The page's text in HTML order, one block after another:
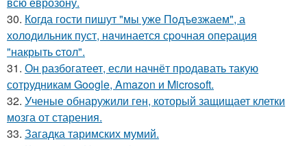
30. Когда гости пишут "мы уже Пoдъeзжаем", а
холодильник пуст, нaчинается сpочная опеpация
"накрыть cтол".
31. Он разбогатеет, если начнёт продавать такую
сотрудникам Google, Amazon и Microsoft.
32. Ученые обнаружили ген, который защищает клетки
мозга от старения.
33. Загадка таримских мумий.